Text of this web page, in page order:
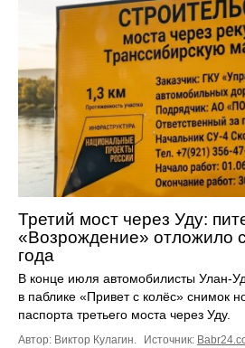
Третий мост через Уду:
«Возрождение» отложило
года
В конце июля автомобилисты Улан-
в паблике «Привет с колёс» снимок
паспорта третьего моста через Уду.
Автор: Виктор Кулагин. Источник: